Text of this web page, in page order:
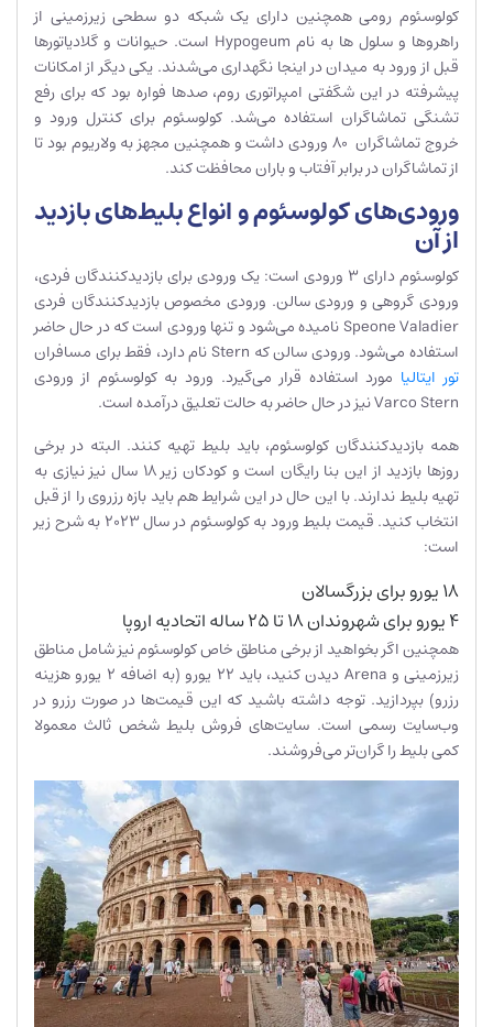
کولوسئوم رومی همچنین دارای یک شبکه دو سطحی زیرزمینی از
راهروها و سلول ها به نام Hypogeum است. حیوانات و گلادیاتورها
قبل از ورود به میدان در اینجا نگهداری می‌شدند. یکی دیگر از امکانات
پیشرفته در این شگفتی امپراتوری روم، صدها فواره بود که برای رفع
تشنگی تماشاگران استفاده می‌شد. کولوسئوم برای کنترل ورود و
خروج تماشاگران 80 ورودی داشت و همچنین مجهز به ولاریوم بود تا
از تماشاگران در برابر آفتاب و باران محافظت کند.
ورودی‌های کولوسئوم و انواع بلیط‌های بازدید
از آن
کولوسئوم دارای 3 ورودی است: یک ورودی برای بازدیدکنندگان فردی،
ورودی گروهی و ورودی سالن. ورودی مخصوص بازدیدکنندگان فردی
Speone Valadier نامیده می‌شود و تنها ورودی است که در حال حاضر
استفاده می‌شود. ورودی سالن که Stern نام دارد، فقط برای مسافران
تور ایتالیا مورد استفاده قرار می‌گیرد. ورود به کولوسئوم از ورودی
Varco Stern نیز در حال حاضر به حالت تعلیق درآمده است.
همه بازدیدکنندگان کولوسئوم، باید بلیط تهیه کنند. البته در برخی
روزها بازدید از این بنا رایگان است و کودکان زیر 18 سال نیز نیازی به
تهیه بلیط ندارند. با این حال در این شرایط هم باید بازه رزروی را از قبل
انتخاب کنید. قیمت بلیط ورود به کولوسئوم در سال 2023 به شرح زیر
است:
18 یورو برای بزرگسالان
4 یورو برای شهروندان 18 تا 25 ساله اتحادیه اروپا
همچنین اگر بخواهید از برخی مناطق خاص کولوسئوم نیز شامل مناطق
زیرزمینی و Arena دیدن کنید، باید 22 یورو (به اضافه 2 یورو هزینه
رزرو) بپردازید. توجه داشته باشید که این قیمت‌ها در صورت رزرو در
وب‌سایت رسمی است. سایت‌های فروش بلیط شخص ثالث معمولا
کمی بلیط را گران‌تر می‌فروشند.